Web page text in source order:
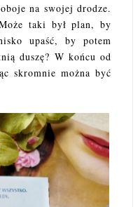
na swojej drodze.
taki był plan, by
upaść, by potem
duszę? W końcu od
skromnie można być